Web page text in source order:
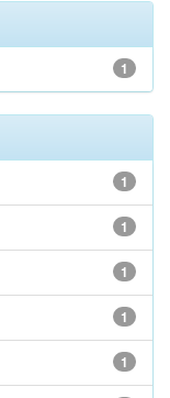
1
1
1
1
1
1